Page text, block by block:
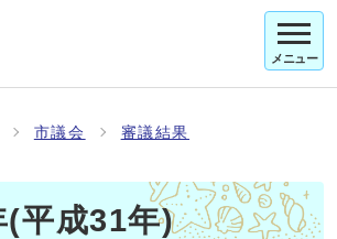
メニュー
市議会 審議結果
(平成31年)